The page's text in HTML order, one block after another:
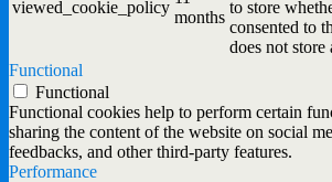
viewed_cookie_policy
months
to store
consented to
does not store
Functional
Functional
Functional cookies help to perform certain
sharing the content of the website on social
feedbacks, and other third-party features.
Performance